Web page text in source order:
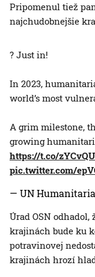
Pripomenul tiež
najchudobnejšie
? Just in!
In 2023,
world’s most
A grim milestone,
growing
https://t.co/
pic.twitter.com/
— UN
Úrad OSN
krajinách bude ku
potravinovej
krajinách hrozí